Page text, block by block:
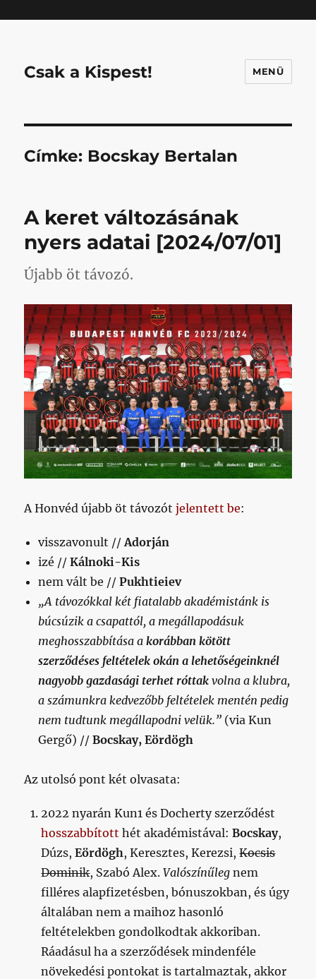
Csak a Kispest! MENÜ
Címke: Bocskay Bertalan
A keret változásának
nyers adatai [2024/07/01]
Újabb öt távozó.
A Honvéd újabb öt távozótjelentett be:
visszavonult //Adorján
izé //Kálnoki-Kis
nem vált be //Pukhtieiev
„A távozókkal két fiatalabb akadémistánk is
búcsúzik a csapattól, a megállapodásuk
meghosszabbítása akorábban kötött
szerződéses feltételek okán a lehetőségeinknél
nagyobb gazdasági terhet róttak volna a klubra,
a számunkra kedvezőbb feltételek mentén pedig
nem tudtunk megállapodni velük.” (via Kun
Gergő) //Bocskay, Eördögh
Az utolsó pont két olvasata:
2022 nyarán Kun1 és Docherty szerződést
hosszabbított hét akadémistával:Bocskay,
Dúzs,Eördögh, Keresztes, Kerezsi,Kocsis
Dominik, Szabó Alex.Valószínűleg nem
filléres alapfizetésben, bónuszokban, és úgy
általában nem a maihoz hasonló
feltételekben gondolkodtak akkoriban.
Ráadásul ha a szerződések mindenféle
növekedési pontokat is tartalmaztak, akkor